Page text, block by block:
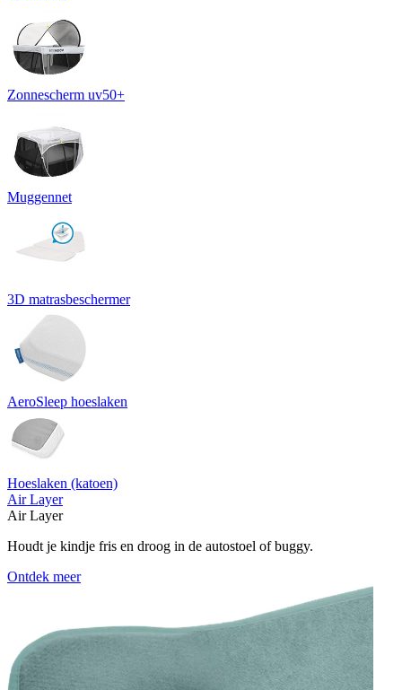
Zonnescherm uv50+
Muggennet
3D matrasbeschermer
AeroSleep hoeslaken
Hoeslaken (katoen)
Air Layer
Air Layer
Houdt je kindje fris en droog in de autostoel of buggy.
Ontdek meer